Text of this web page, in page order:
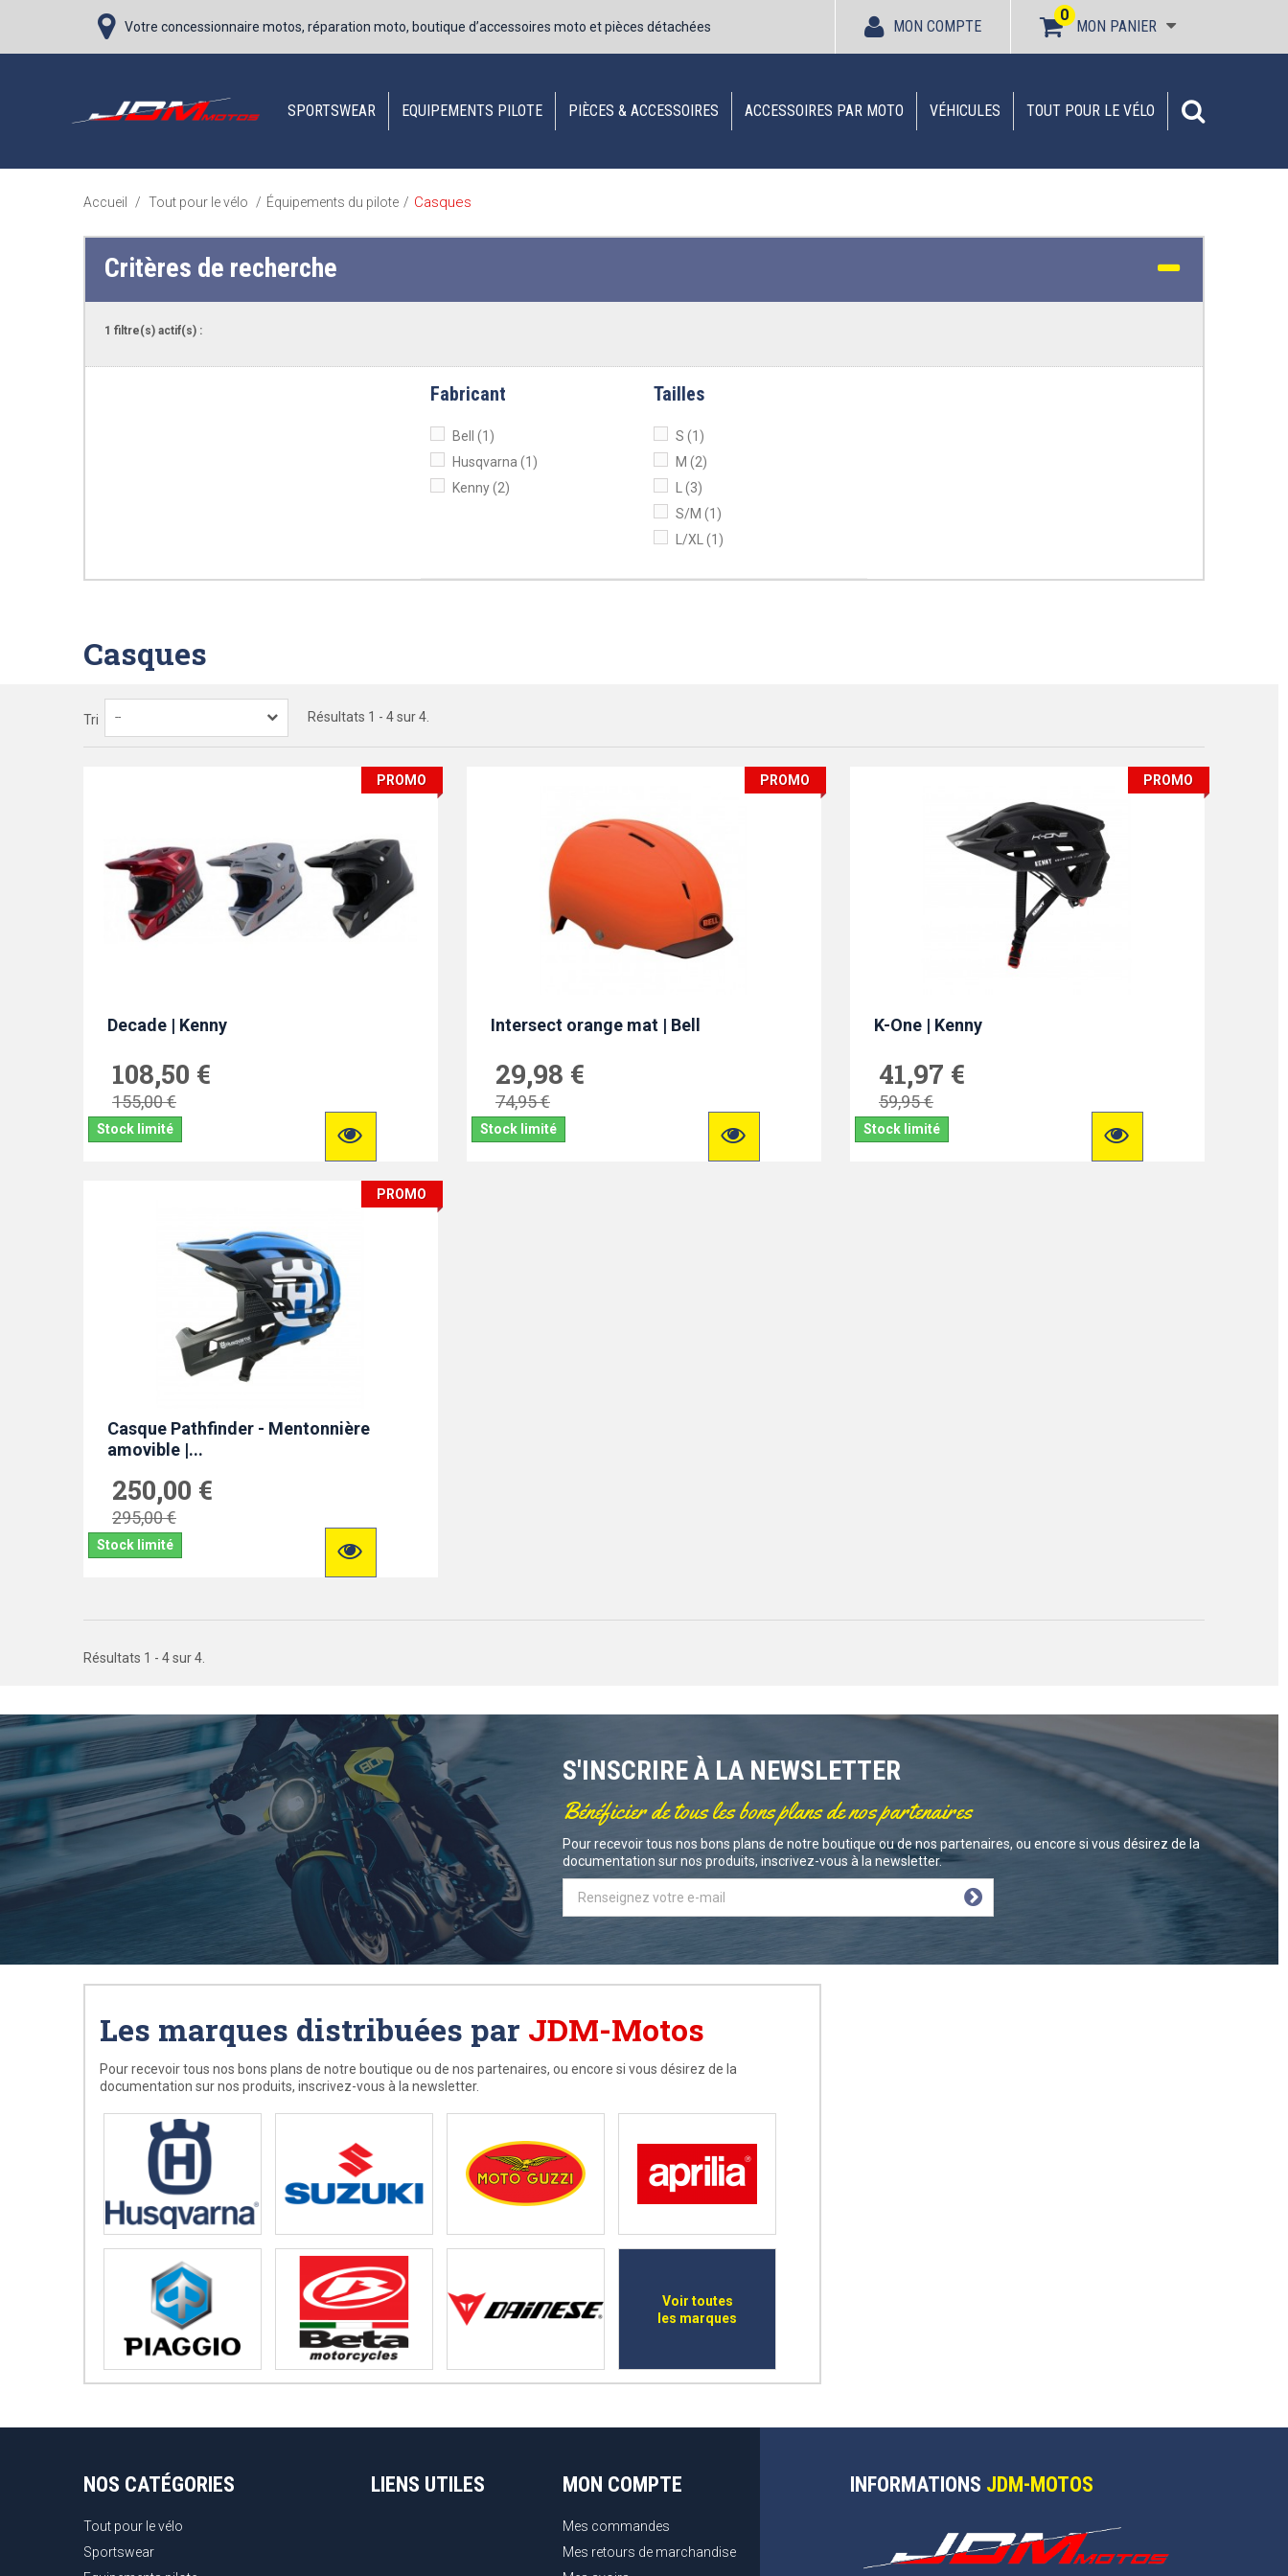
Votre concessionnaire motos, réparation moto, boutique d’accessoires moto et pièces détachées MON PANIER
0
MON COMPTE
SPORTSWEAR EQUIPEMENTS PILOTE PIÈCES & ACCESSOIRES ACCESSOIRES PAR MOTO VÉHICULES TOUT POUR LE VÉLO
Accueil / Tout pour le vélo / Équipements du pilote / Casques
Critères de recherche
1 filtre(s) actif(s) :
Fabricant
Bell
(1)
Husqvarna (1)
Kenny(2)
Tailles
S (1)
M (2)
(3)
S/M (1)
L/XL
(1)
Casques
Tri -- Résultats 1 - 4 sur 4.
PROMO
Decade | Kenny
108,50 €
155,00 €
Stock limité
PROMO
Intersect orange mat | Bell
29,98 €
74,95 €
Stock limité
PROMO
K-One | Kenny
41,97 €
59,95 €
Stock limité
PROMO
Casque Pathfinder - Mentonnière
amovible |...
250,00 €
295,00 €
Stock limité
Résultats 1 - 4 sur 4.
S'INSCRIRE À LA NEWSLETTER
Bénéficier de tous les bons plans de nos partenaires
Pour recevoir tous nos bons plans de notre boutique ou de nos partenaires, ou encore si vous désirez de la
documentation sur nos produits, inscrivez-vous à la newsletter.
Les marques distribuées par JDM-Motos
Pour recevoir tous nos bons plans de notre boutique ou de nos partenaires, ou encore si vous désirez de la
documentation sur nos produits, inscrivez-vous à la newsletter.
Voir toutes
les marques
NOS CATÉGORIES
Tout pour le vélo
Sportswear
LIENS UTILES MON COMPTE
Mes commandes
Mes retours de marchandise
INFORMATIONS JDM-MOTOS